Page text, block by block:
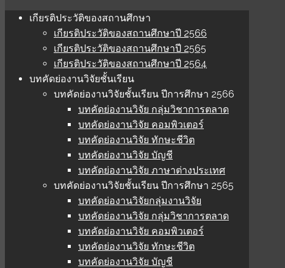
เกียรติประวัติของสถานศึกษา
เกียรติประวัติของสถานศึกษาปี 2566
เกียรติประวัติของสถานศึกษาปี 2565
เกียรติประวัติของสถานศึกษาปี 2564
บทคัดย่องานวิจัยชั้นเรียน
บทคัดย่องานวิจัยชั้นเรียน ปีการศึกษา 2566
บทคัดย่องานวิจัย กลุ่มวิชาการตลาด
บทคัดย่องานวิจัย คอมพิวเตอร์
บทคัดย่องานวิจัย ทักษะชีวิต
บทคัดย่องานวิจัย บัญชี
บทคัดย่องานวิจัย ภาษาต่างประเทศ
บทคัดย่องานวิจัยชั้นเรียน ปีการศึกษา 2565
บทคัดย่องานวิจัยกลุ่มงานวิจัย
บทคัดย่องานวิจัย กลุ่มวิชาการตลาด
บทคัดย่องานวิจัย คอมพิวเตอร์
บทคัดย่องานวิจัย ทักษะชีวิต
บทคัดย่องานวิจัย บัญชี